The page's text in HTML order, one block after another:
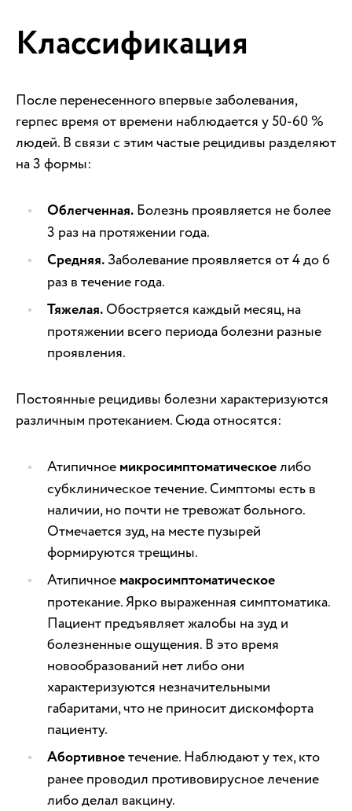
Классификация
После перенесенного впервые заболевания,
герпес время от времени наблюдается у 50-60 %
людей. В связи с этим частые рецидивы разделяют
на 3 формы:
Облегченная. Болезнь проявляется не более
3 раз на протяжении года.
Средняя. Заболевание проявляется от 4 до 6
раз в течение года.
Тяжелая. Обостряется каждый месяц, на
протяжении всего периода болезни разные
проявления.
Постоянные рецидивы болезни характеризуются
различным протеканием. Сюда относятся:
Атипичное микросимптоматическоелибо
субклиническое течение. Симптомы есть в
наличии, но почти не тревожат больного.
Отмечается зуд, на месте пузырей
формируются трещины.
Атипичное макросимптоматическое
протекание. Ярко выраженная симптоматика.
Пациент предъявляет жалобы на зуд и
болезненные ощущения. В это время
новообразований нет либо они
характеризуются незначительными
габаритами, что не приносит дискомфорта
пациенту.
Абортивноетечение. Наблюдают у тех, кто
ранее проводил противовирусное лечение
либо делал вакцину.